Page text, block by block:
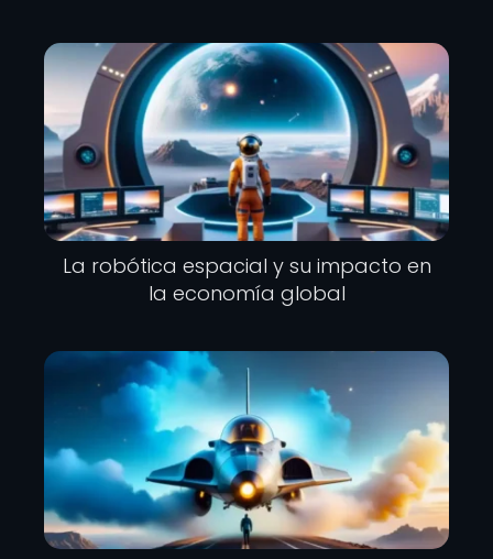
La robótica espacial y su impacto en
la economía global